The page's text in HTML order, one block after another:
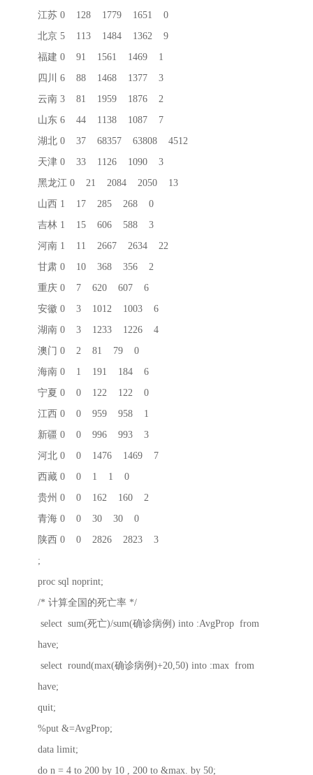
江苏 0 128 1779 1651 0
北京 5 113 1484 1362 9
福建 0 91 1561 1469 1
四川 6 88 1468 1377 3
云南 3 81 1959 1876 2
山东 6 44 1138 1087 7
湖北 0 37 68357 63808 4512
天津 0 33 1126 1090 3
黑龙江 0 21 2084 2050 13
山西 1 17 285 268 0
吉林 1 15 606 588 3
河南 1 11 2667 2634 22
甘肃 0 10 368 356 2
重庆 0 7 620 607 6
安徽 0 3 1012 1003 6
湖南 0 3 1233 1226 4
澳门 0 2 81 79 0
海南 0 1 191 184 6
宁夏 0 0 122 122 0
江西 0 0 959 958 1
新疆 0 0 996 993 3
河北 0 0 1476 1469 7
西藏 0 0 1 1 0
贵州 0 0 162 160 2
青海 0 0 30 30 0
陕西 0 0 2826 2823 3
;
proc sql noprint;
/* 计算全国的死亡率 */
select sum(死亡)/sum(确诊病例) into :AvgProp from
have;
select round(max(确诊病例)+20,50) into :max from
have;
quit;
%put &=AvgProp;
data limit;
do n = 4 to 200 by 10 , 200 to &max. by 50;